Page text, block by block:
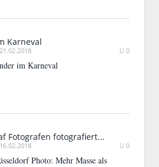
21.02.2018 0
im Karneval
16.02.2018 0
Photo: Mehr Masse als